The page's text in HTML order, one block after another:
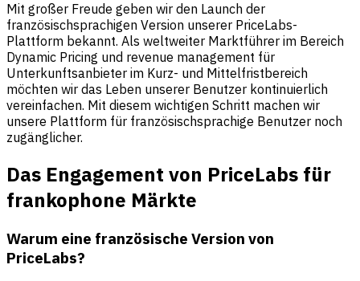
Mit großer Freude geben wir den Launch der
französischsprachigen Version unserer PriceLabs-
Plattform bekannt. Als weltweiter Marktführer im Bereich
Dynamic Pricing und revenue management für
Unterkunftsanbieter im Kurz- und Mittelfristbereich
möchten wir das Leben unserer Benutzer kontinuierlich
vereinfachen. Mit diesem wichtigen Schritt machen wir
unsere Plattform für französischsprachige Benutzer noch
zugänglicher.
Das Engagement von PriceLabs für
frankophone Märkte
Warum eine französische Version von
PriceLabs?